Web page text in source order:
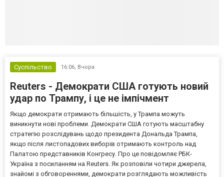
Суспільство 16:06, Вчора
Reuters - Демократи США готують новий
удар по Трампу, і це не імпічмент
Якщо демократи отримають більшість, у Трампа можуть
виникнути нові проблеми. Демократи США готують масштабну
стратегію розслідувань щодо президента Дональда Трампа,
якщо після листопадових виборів отримають контроль над
Палатою представників Конгресу. Про це повідомляє РБК-
Україна з посиланням на Reuters. Як розповіли чотири джерела,
знайомі з обговореннями, демократи розглядають можливість